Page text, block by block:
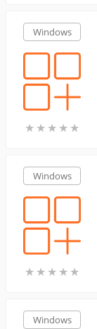
Windows
★ ★ ★ ★ ★
★ ★ ★ ★ ★
Windows
★ ★ ★ ★ ★
★ ★ ★ ★ ★
Windows